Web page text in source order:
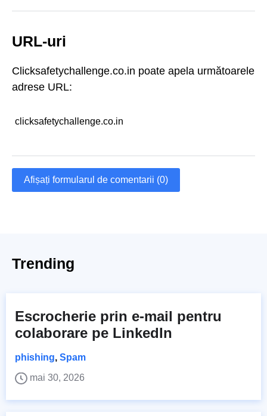
URL-uri
Clicksafetychallenge.co.in poate apela următoarele
adrese URL:
clicksafetychallenge.co.in
Afișați formularul de comentarii (0)
Trending
Escrocherie prin e-mail pentru
colaborare pe LinkedIn
phishing, Spam
mai 30, 2026